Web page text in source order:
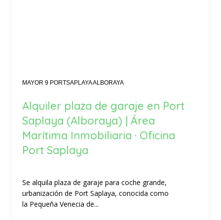
MAYOR 9 PORTSAPLAYA ALBORAYA
Alquiler plaza de garaje en Port
Saplaya (Alboraya) | Área
Marítima Inmobiliaria · Oficina
Port Saplaya
Se alquila plaza de garaje para coche grande,
urbanización de Port Saplaya, conocida como
la Pequeña Venecia de...